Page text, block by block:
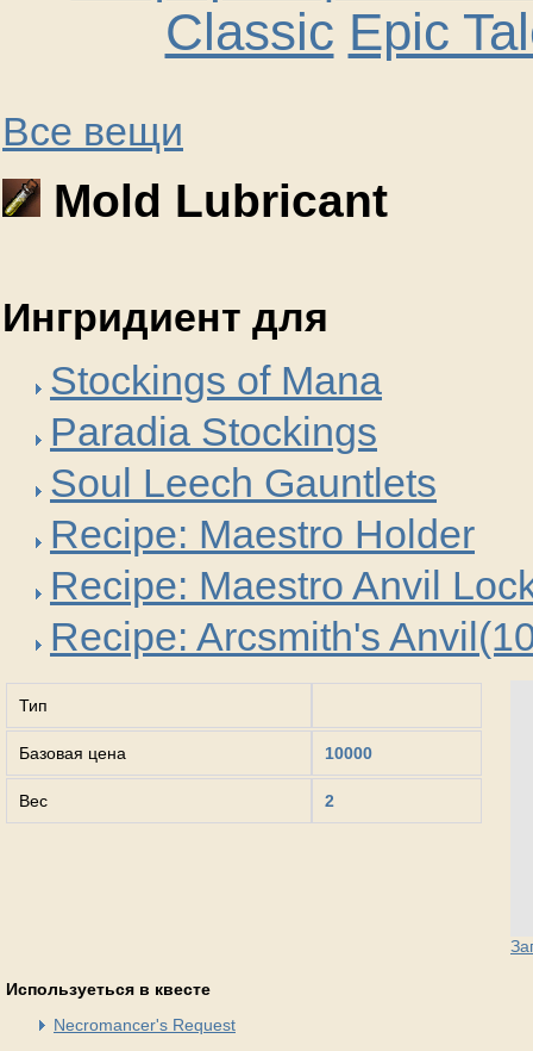
Classic Epic
Все вещи
Mold Lubricant
Ингридиент для
Stockings of Mana
Paradia Stockings
Soul Leech Gauntlets
Recipe: Maestro Holder
Recipe: Maestro Anvil
Recipe: Arcsmith's
Тип
Базовая цена 10000
Вес 2
Используеться в квесте
Necromancer's Request